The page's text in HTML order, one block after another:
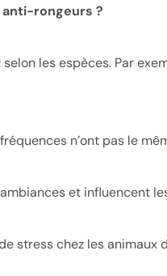
rongeurs ?
les espèces. Par
n’ont pas le
et influencent
stress chez les animaux